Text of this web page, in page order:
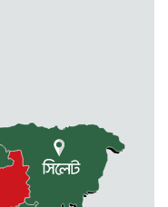
ছাত্রদল-
সংঘর্ষ
কার্ড কার্যক্রম
কোটি টাকা